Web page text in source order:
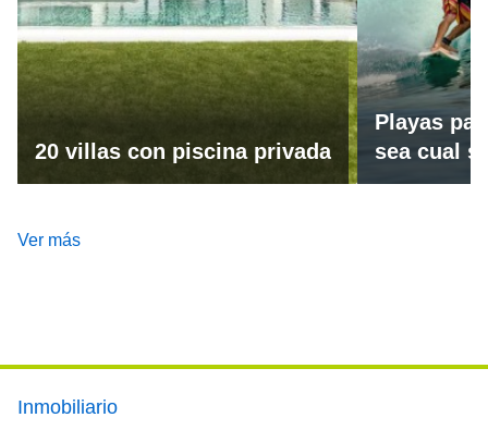
20 villas con piscina privada
Playas
sea cual
Ver más
Footer main menu
Inmobiliario